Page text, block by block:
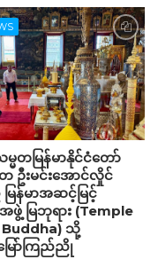
မတမြန်မာနိုင်ငံတော်
ဦးမင်းအောင်လှိုင်
ြန်မာအဆင့်မြင့်
မြဘုရား (Temple
သို့
ြော်ကြည်ညို